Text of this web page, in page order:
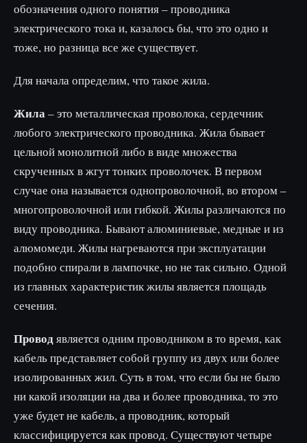
обозначения одного понятия – проводника
электрического тока и, казалось бы, что это одно и
тоже, но разница все же существует.
Для начала определим, что такое жила.
Жила– это металлическая проволока, сердечник
любого электрического проводника. Жила бывает
цельной монолитной либо в виде множества
скрученных в жгут тонких проволочек. В первом
случае она называется однопроволочной, во втором –
многопроволочной или гибкой. Жилы различаются по
виду проводника. Бывают алюминиевые, медные и из
алюмомеди. Жилы нагреваются при эксплуатации
подобно спирали в лампочке, но не так сильно. Одной
из главных характеристик жилы является площадь
сечения.
Проводявляется одним проводником в то время, как
кабель представляет собой группу из двух или более
изолированных жил. Суть в том, что если бы не было
ни какой изоляции на два и более проводника, то это
уже будет не кабель, а проводник, который
классифицируется как провод. Существуют четыре